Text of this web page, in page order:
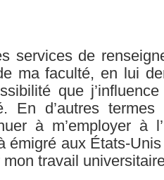
services de
ma faculté, en lui
que
En d’autres termes
à m’employer à
émigré aux États-
travail